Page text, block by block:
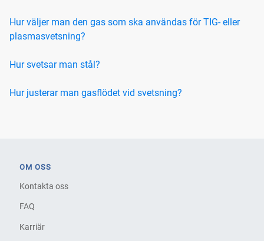
Hur väljer man den gas som ska användas för TIG- eller
plasmasvetsning?
Hur svetsar man stål?
Hur justerar man gasflödet vid svetsning?
OM OSS
Kontakta oss
FAQ
Karriär